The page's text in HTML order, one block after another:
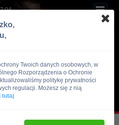
Twoich danych osobowych, w
Rozporządzenia o Ochronie
politykę prywatności
regulacji. Możesz się z nią
tutaj